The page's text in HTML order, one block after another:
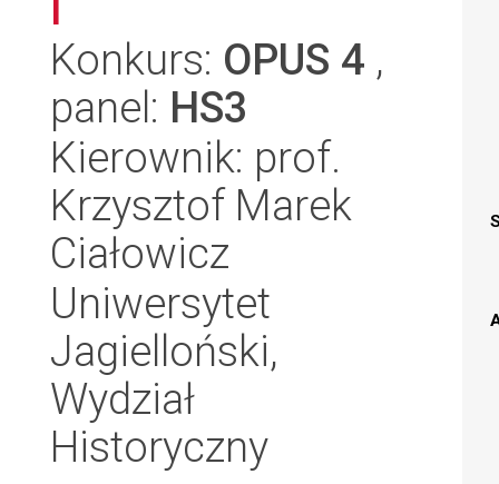
Konkurs: OPUS 4 ,
panel: HS3
Kierownik: prof.
Krzysztof Marek
Ciałowicz
Uniwersytet
Jagielloński,
Wydział
Historyczny